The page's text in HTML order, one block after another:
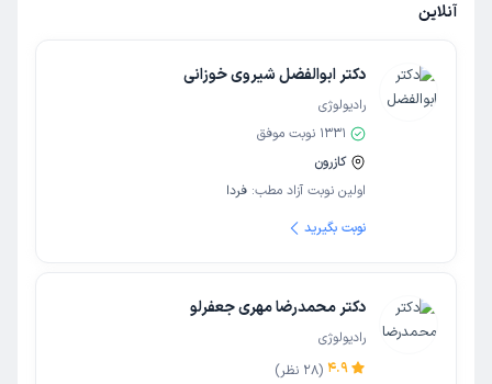
آنلاین
دکتر ابوالفضل شیروی خوزانی
رادیولوژی
1331 نوبت موفق
کازرون
اولین نوبت آزاد مطب: فردا
نوبت بگیرید
دکتر محمدرضا مهری جعفرلو
رادیولوژی
4.9
(
28 نظر)